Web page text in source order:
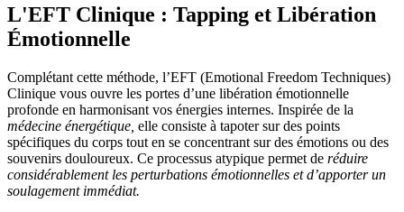
L'EFT Clinique : Tapping et Libération
Émotionnelle
Complétant cette méthode, l’EFT (Emotional Freedom Techniques)
Clinique vous ouvre les portes d’une libération émotionnelle
profonde en harmonisant vos énergies internes. Inspirée de la
médecine énergétique, elle consiste à tapoter sur des points
spécifiques du corps tout en se concentrant sur des émotions ou des
souvenirs douloureux. Ce processus atypique permet de réduire
considérablement les perturbations émotionnelles et d’apporter un
soulagement immédiat.